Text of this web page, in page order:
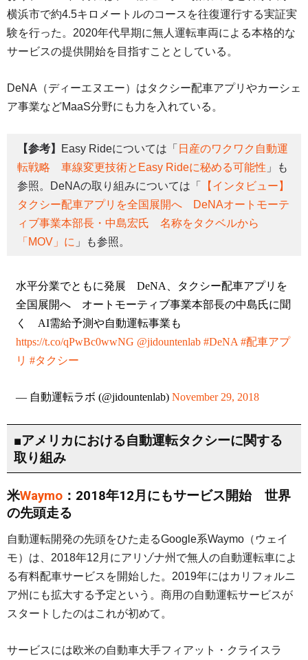
横浜市で約4.5キロメートルのコースを往復運行する実証実
験を行った。2020年代早期に無人運転車両による本格的な
サービスの提供開始を目指すこととしている。
DeNA（ディーエヌエー）はタクシー配車アプリやカーシェ
ア事業などMaaS分野にも力を入れている。
【参考】 Easy Rideについては「 日産のワクワク自動運
転戦略 車線変更技術とEasy Rideに秘める可能性 」も
参照。DeNAの取り組みについては「
【インタビュー】
タクシー配車アプリを全国展開へ DeNAオートモーテ
ィブ事業本部長・中島宏氏 名称をタクベルから
「MOV」に 」も参照。
水平分業でともに発展 DeNA、タクシー配車アプリを
全国展開へ オートモーティブ事業本部長の中島氏に聞
く AI需給予測や自動運転事業も
https://t.co/qPwBc0wwNG @jidountenlab #DeNA #配車アプ
リ #タクシー
— 自動運転ラボ (@jidountenlab) November 29, 2018
■アメリカにおける自動運転タクシーに関する
取り組み
米Waymo ：2018年12月にもサービス開始 世界
の先頭走る
自動運転開発の先頭をひた走るGoogle系Waymo（ウェイ
モ）は、2018年12月にアリゾナ州で無人の自動運転車によ
る有料配車サービスを開始した。2019年にはカリフォルニ
ア州にも拡大する予定という。商用の自動運転サービスが
スタートしたのはこれが初めて。
サービスには欧米の自動車大手フィアット・クライスラ